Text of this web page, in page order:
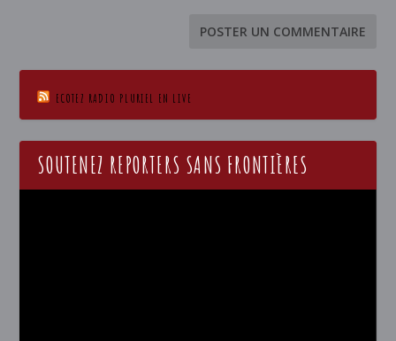
ECOTEZ RADIO PLURIEL EN LIVE
SOUTENEZ REPORTERS SANS FRONTIÈRES